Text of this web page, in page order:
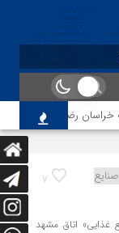
رضوی کشیده شد؛ فشار
7
اتاق مشهد